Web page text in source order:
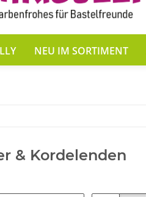
NEU IM SORTIMENT
& Kordelenden